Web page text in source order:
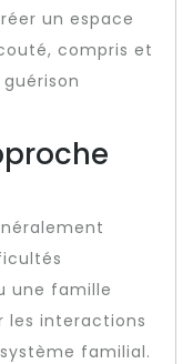
un espace
compris et
une famille
les interactions
familial.